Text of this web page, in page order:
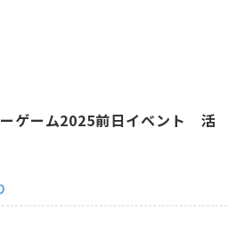
ゲーム2025前日イベント 活